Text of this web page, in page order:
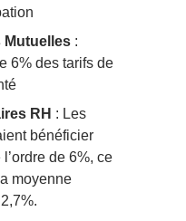
Mutuelles :
6% des tarifs de
RH : Les
bénéficier
de 6%, ce
moyenne